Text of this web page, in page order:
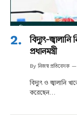
বিদ্যুৎ-
প্রধানমন্ত্রী
By নিজস্ব প্রতিবেদক
বিদ্যুৎ ও জ্বালানি
করেছেন…